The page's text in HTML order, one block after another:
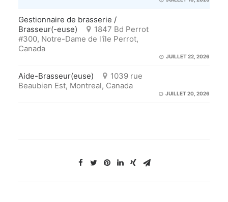
Gestionnaire de brasserie /
Brasseur(-euse)
1847 Bd Perrot
#300, Notre-Dame de l'île Perrot,
Canada
JUILLET 22, 2026
Aide-Brasseur(euse)
1039 rue
Beaubien Est, Montreal, Canada
JUILLET 20, 2026